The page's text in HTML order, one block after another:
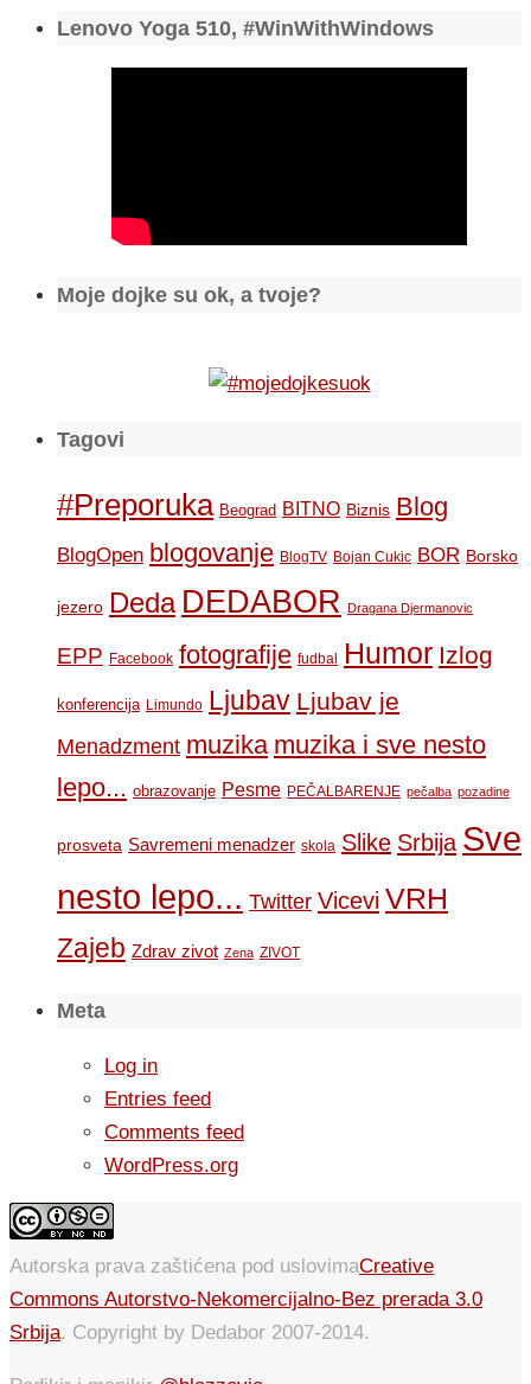
Lenovo Yoga 510, #WinWithWindows
Moje dojke su ok, a tvoje?
Tagovi
#Preporuka Beograd BITNO Biznis Blog
BlogOpen blogovanje BlogTV Bojan Cukic BOR Borsko
jezero Deda DEDABOR Dragana Djermanovic
EPP Facebook fotografije fudbal Humor Izlog
konferencija Limundo Ljubav Ljubav je
Menadzment muzika muzika i sve nesto
lepo... obrazovanje Pesme PEČALBARENJE pečalba pozadine
prosveta Savremeni menadzer skola Slike Srbija Sve
nesto lepo... Twitter Vicevi VRH
Zajeb Zdrav zivot Zena ZIVOT
Meta
Log in
Entries feed
Comments feed
WordPress.org
Autorska prava zaštićena pod uslovimaCreative
Commons Autorstvo-Nekomercijalno-Bez prerada 3.0
Srbija. Copyright by Dedabor 2007-2014.